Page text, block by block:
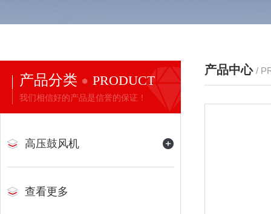
产品分类 PRODUCT
我们相信好的产品是信誉的保证！
高压鼓风机
查看更多
产品中心 /